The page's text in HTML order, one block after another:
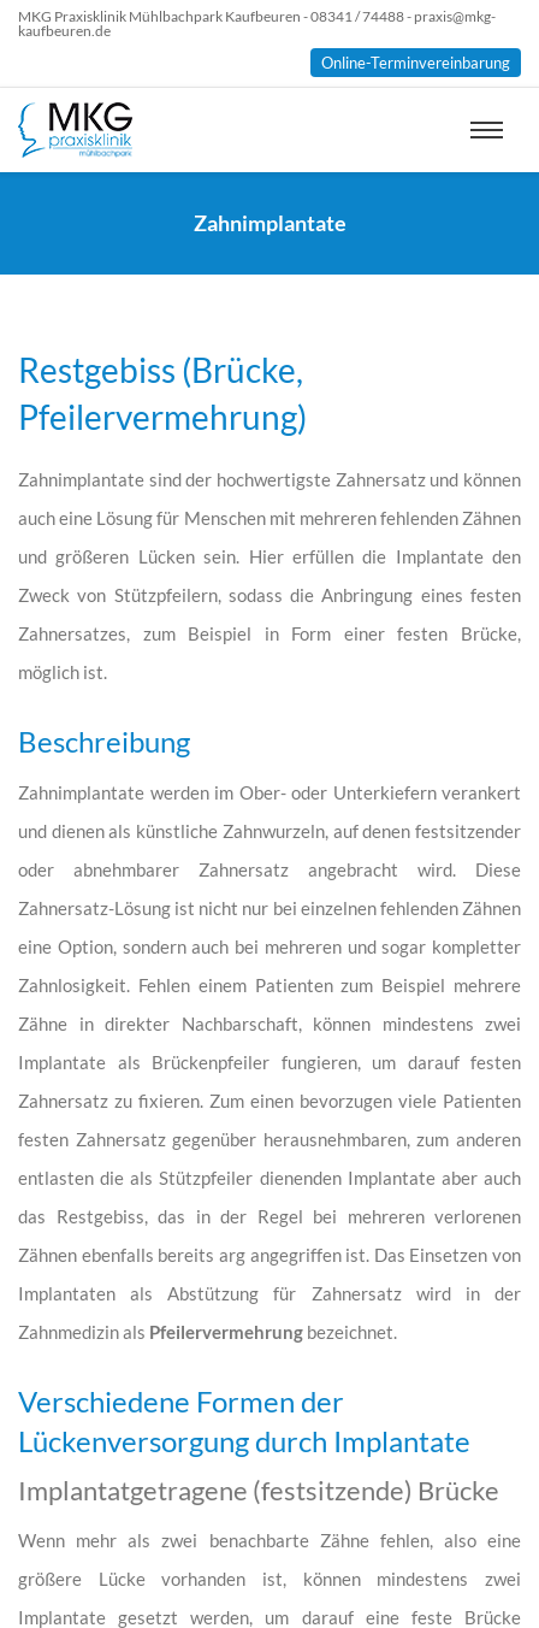
MKG Praxisklinik Mühlbachpark Kaufbeuren - 08341 / 74488 - praxis@mkg-
kaufbeuren.de
Online-Terminvereinbarung
Zahnimplantate
Restgebiss (Brücke,
Pfeilervermehrung)
Zahnimplantate sind der hochwertigste Zahnersatz und können
auch eine Lösung für Menschen mit mehreren fehlenden Zähnen
und größeren Lücken sein. Hier erfüllen die Implantate den
Zweck von Stützpfeilern, sodass die Anbringung eines festen
Zahnersatzes, zum Beispiel in Form einer festen Brücke,
möglich ist.
Beschreibung
Zahnimplantate werden im Ober- oder Unterkiefern verankert
und dienen als künstliche Zahnwurzeln, auf denen festsitzender
oder abnehmbarer Zahnersatz angebracht wird. Diese
Zahnersatz-Lösung ist nicht nur bei einzelnen fehlenden Zähnen
eine Option, sondern auch bei mehreren und sogar kompletter
Zahnlosigkeit. Fehlen einem Patienten zum Beispiel mehrere
Zähne in direkter Nachbarschaft, können mindestens zwei
Implantate als Brückenpfeiler fungieren, um darauf festen
Zahnersatz zu fixieren. Zum einen bevorzugen viele Patienten
festen Zahnersatz gegenüber herausnehmbaren, zum anderen
entlasten die als Stützpfeiler dienenden Implantate aber auch
das Restgebiss, das in der Regel bei mehreren verlorenen
Zähnen ebenfalls bereits arg angegriffen ist. Das Einsetzen von
Implantaten als Abstützung für Zahnersatz wird in der
Zahnmedizin als Pfeilervermehrung bezeichnet.
Verschiedene Formen der
Lückenversorgung durch Implantate
Implantatgetragene (festsitzende) Brücke
Wenn mehr als zwei benachbarte Zähne fehlen, also eine
größere Lücke vorhanden ist, können mindestens zwei
Implantate gesetzt werden, um darauf eine feste Brücke